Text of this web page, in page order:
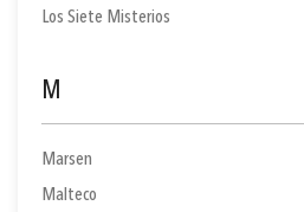
Los Siete Misterios
M
Marsen
Malteco